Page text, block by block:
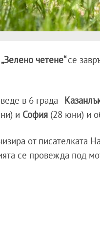
четене“се
в 6 града -
и София (28 юни) и
от писателката
се провежда под